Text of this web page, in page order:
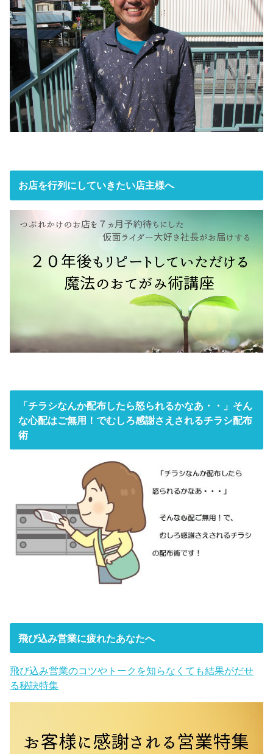
お店を行列にしていきたい店主様へ
「チラシなんか配布したら怒られるかなあ・・」そん
な心配はご無用！でむしろ感謝さえされるチラシ配布
術
飛び込み営業に疲れたあなたへ
飛び込み営業のコツやトークを知らなくても結果がだせ
る秘訣特集